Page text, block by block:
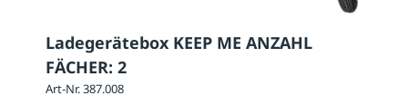
Ladegerätebox KEEP ME ANZAHL
FÄCHER: 2
Art-Nr. 387.008